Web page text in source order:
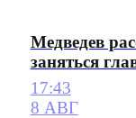
Медведев
заняться
17:43
8 АВГ